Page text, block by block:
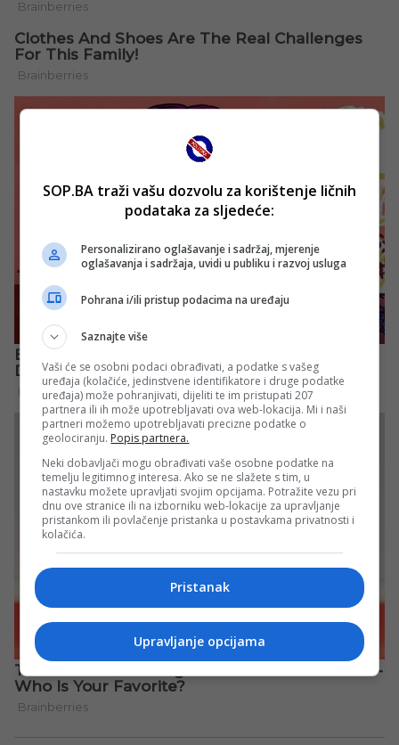
SOP.BA traži vašu dozvolu za korištenje ličnih
podataka za sljedeće:
Personalizirano oglašavanje i sadržaj, mjerenje
oglašavanja i sadržaja, uvidi u publiku i razvoj usluga
Pohrana i/ili pristup podacima na uređaju
Saznajte više
Vaši će se osobni podaci obrađivati, a podatke s vašeg
uređaja (kolačiće, jedinstvene identifikatore i druge podatke
uređaja) može pohranjivati, dijeliti te im pristupati 207
partnera ili ih može upotrebljavati ova web-lokacija. Mi i naši
partneri možemo upotrebljavati precizne podatke o
geolociranju. Popis partnera.
Neki dobavljači mogu obrađivati vaše osobne podatke na
temelju legitimnog interesa. Ako se ne slažete s tim, u
nastavku možete upravljati svojim opcijama. Potražite vezu pri
dnu ove stranice ili na izborniku web-lokacije za upravljanje
pristankom ili povlačenje pristanka u postavkama privatnosti i
kolačića.
Pristanak
Upravljanje opcijama